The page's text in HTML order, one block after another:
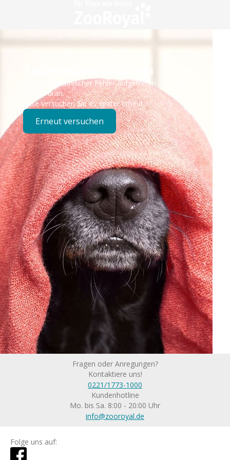
Technisches Problem
Es ist ein technischer Fehler aufgetreten – wir sind
bereits dran.
Bitte versuchen Sie es später erneut.
Erneut versuchen
Fragen oder Anregungen?
Kontaktiere uns!
0221/1773-1000
Kundenhotline
Mo. bis Sa. 8:00 - 20:00 Uhr
info@zooroyal.de
Folge uns auf: